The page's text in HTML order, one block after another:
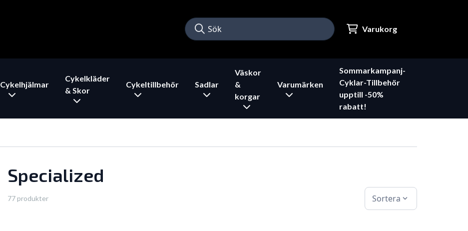
Varukorg
Cykelhjälmar
Cykelkläder
& Skor
Cykeltillbehör Sadlar
Väskor
&
korgar
Varumärken
Sommarkampanj-
Cyklar-Tillbehör
upptill -50%
rabatt!
Specialized
77 produkter Sortera expand_more